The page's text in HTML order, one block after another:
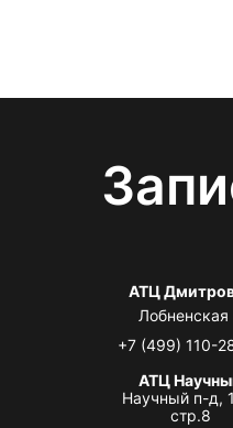
АТЦ
Лобненская
+7 (499) 110-
АТЦ
Научный п-д,
стр.8